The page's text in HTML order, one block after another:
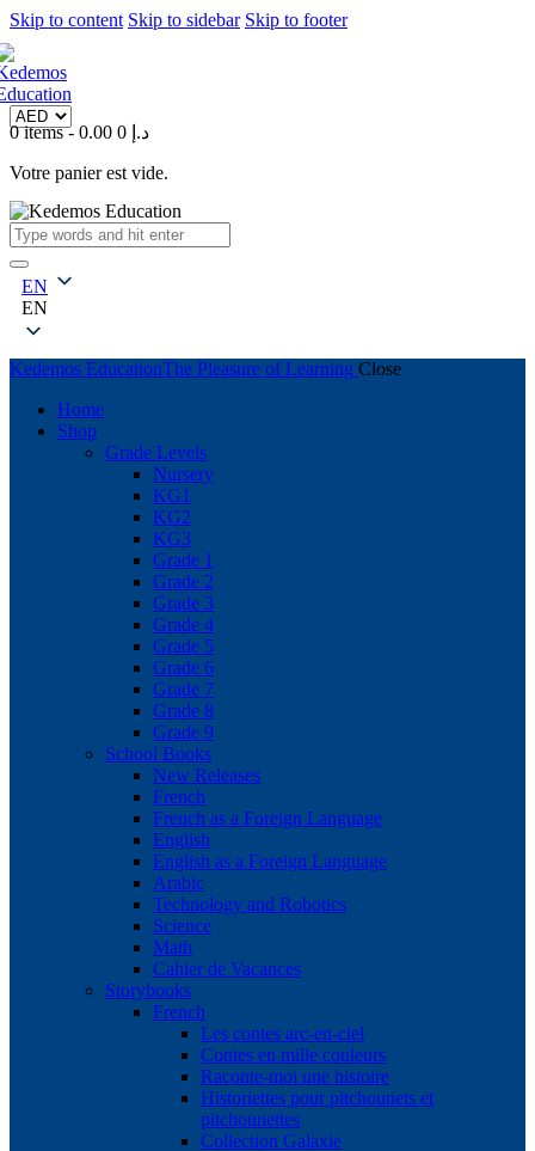
Skip to content Skip to sidebar Skip to footer
0 items- 0.00 د.إ 0
Votre panier est vide.
EN
EN
Kedemos EducationThe Pleasure of Learning Close
Home
Shop
Grade Levels
Nursery
KG1
KG2
KG3
Grade 1
Grade 2
Grade 3
Grade 4
Grade 5
Grade 6
Grade 7
Grade 8
Grade 9
School Books
New Releases
French
French as a Foreign Language
English
English as a Foreign Language
Arabic
Technology and Robotics
Science
Math
Cahier de Vacances
Storybooks
French
Les contes arc-en-ciel
Contes en mille couleurs
Raconte-moi une histoire
Historiettes pour pitchounets et
pitchounettes
Collection Galaxie